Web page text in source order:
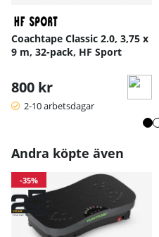
Coachtape Classic 2.0, 3,75 x
9 m, 32-pack, HF Sport
800 kr
2-10 arbetsdagar
Andra köpte även
-35%